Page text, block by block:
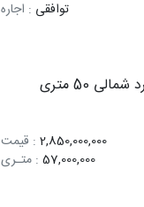
توافقی : اجاره
50 متری
2,850,000,000 : قیمت
57,000,000 : متـری